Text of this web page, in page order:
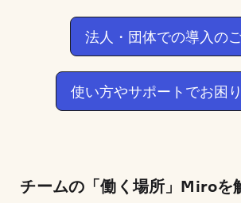
法人・団体での導入の
使い方やサポートでお困
チームの「働く場所」Miroを